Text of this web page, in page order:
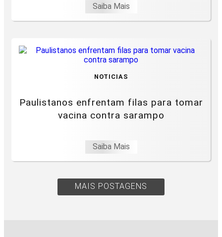
Saiba Mais
NOTICIAS
Paulistanos enfrentam filas para tomar
vacina contra sarampo
Saiba Mais
MAIS POSTAGENS